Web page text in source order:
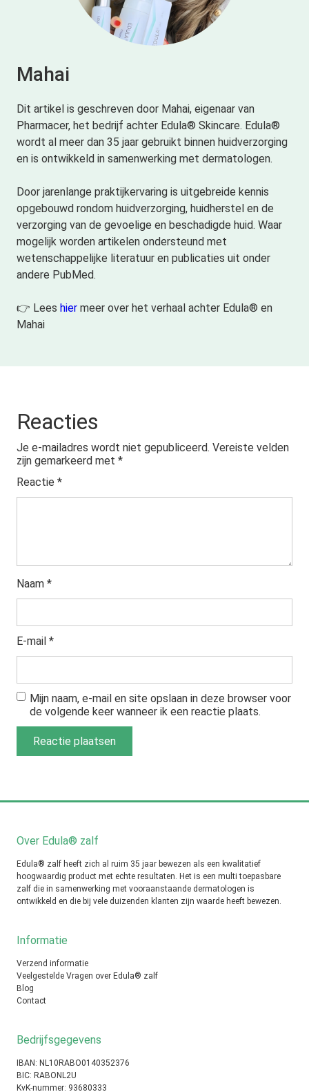
Mahai
Dit artikel is geschreven door Mahai, eigenaar van
Pharmacer, het bedrijf achter Edula® Skincare. Edula®
wordt al meer dan 35 jaar gebruikt binnen huidverzorging
en is ontwikkeld in samenwerking met dermatologen.
Door jarenlange praktijkervaring is uitgebreide kennis
opgebouwd rondom huidverzorging, huidherstel en de
verzorging van de gevoelige en beschadigde huid. Waar
mogelijk worden artikelen ondersteund met
wetenschappelijke literatuur en publicaties uit onder
andere PubMed.
👉 Lees hier meer over het verhaal achter Edula® en
Mahai
Reacties
Je e-mailadres wordt niet gepubliceerd. Vereiste velden
zijn gemarkeerd met *
Reactie *
Naam *
E-mail *
Mijn naam, e-mail en site opslaan in deze browser voor
de volgende keer wanneer ik een reactie plaats.
Over Edula® zalf
Edula® zalf heeft zich al ruim 35 jaar bewezen als een kwalitatief
hoogwaardig product met echte resultaten. Het is een multi toepasbare
zalf die in samenwerking met vooraanstaande dermatologen is
ontwikkeld en die bij vele duizenden klanten zijn waarde heeft bewezen.
Informatie
Verzend informatie
Veelgestelde Vragen over Edula® zalf
Blog
Contact
Bedrijfsgegevens
IBAN: NL10RABO0140352376
BIC: RABONL2U
KvK-nummer: 93680333